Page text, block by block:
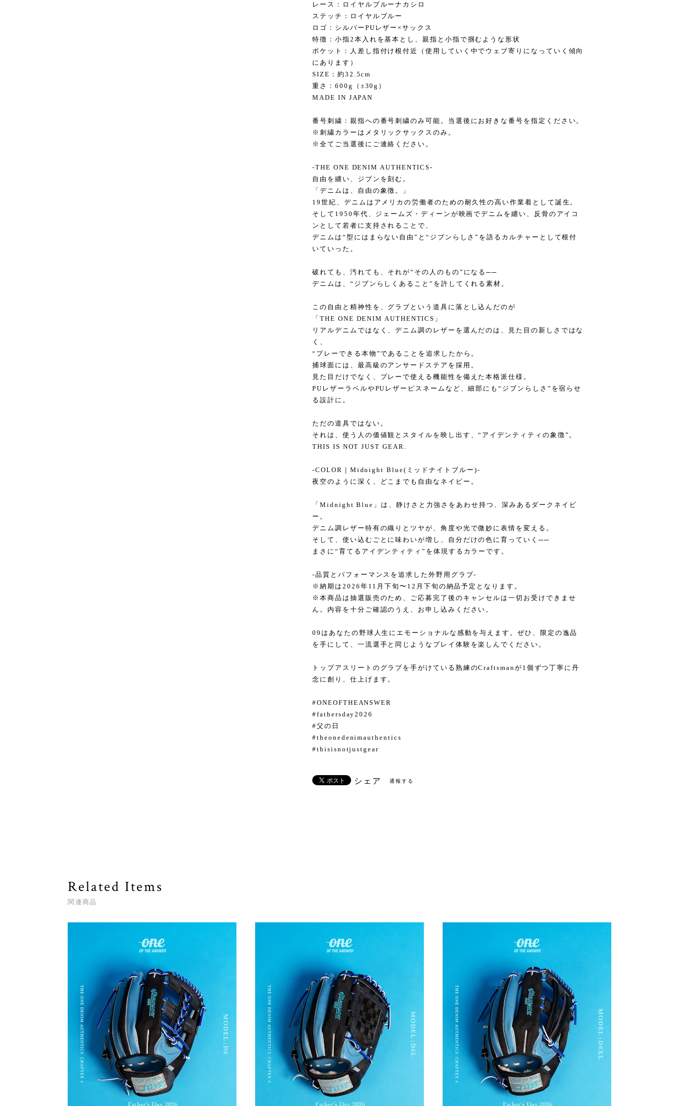
レース：ロイヤルブルーナカシロ
ステッチ：ロイヤルブルー
ロゴ：シルバーPUレザー×サックス
特徴：小指2本入れを基本とし、親指と小指で掴むような形状
ポケット：人差し指付け根付近（使用していく中でウェブ寄りになっていく傾向
にあります）
SIZE：約32.5cm
重さ：600g（±30g）
MADE IN JAPAN
番号刺繍：親指への番号刺繍のみ可能。当選後にお好きな番号を指定ください。
※刺繍カラーはメタリックサックスのみ。
※全てご当選後にご連絡ください。
-THE ONE DENIM AUTHENTICS-
自由を纏い、ジブンを刻む。
「デニムは、自由の象徴。」
19世紀、デニムはアメリカの労働者のための耐久性の高い作業着として誕生。
そして1950年代、ジェームズ・ディーンが映画でデニムを纏い、反骨のアイコ
ンとして若者に支持されることで、
デニムは“型にはまらない自由”と“ジブンらしさ”を語るカルチャーとして根付
いていった。
破れても、汚れても、それが“その人のもの”になる──
デニムは、“ジブンらしくあること”を許してくれる素材。
この自由と精神性を、グラブという道具に落とし込んだのが
「THE ONE DENIM AUTHENTICS」
リアルデニムではなく、デニム調のレザーを選んだのは、見た目の新しさではな
く、
“プレーできる本物”であることを追求したから。
捕球面には、最高級のアンサードステアを採用。
見た目だけでなく、プレーで使える機能性を備えた本格派仕様。
PUレザーラベルやPUレザーピスネームなど、細部にも“ジブンらしさ”を宿らせ
る設計に。
ただの道具ではない。
それは、使う人の価値観とスタイルを映し出す、“アイデンティティの象徴”。
THIS IS NOT JUST GEAR.
-COLOR｜Midnight Blue(ミッドナイトブルー)-
夜空のように深く、どこまでも自由なネイビー。
「Midnight Blue」は、静けさと力強さをあわせ持つ、深みあるダークネイビ
ー。
デニム調レザー特有の織りとツヤが、角度や光で微妙に表情を変える。
そして、使い込むごとに味わいが増し、自分だけの色に育っていく──
まさに“育てるアイデンティティ”を体現するカラーです。
-品質とパフォーマンスを追求した外野用グラブ-
※納期は2026年11月下旬〜12月下旬の納品予定となります。
※本商品は抽選販売のため、ご応募完了後のキャンセルは一切お受けできませ
ん。内容を十分ご確認のうえ、お申し込みください。
09はあなたの野球人生にエモーショナルな感動を与えます。ぜひ、限定の逸品
を手にして、一流選手と同じようなプレイ体験を楽しんでください。
トップアスリートのグラブを手がけている熟練のCraftsmanが1個ずつ丁寧に丹
念に創り、仕上げます。
#ONEOFTHEANSWER
#fathersday2026
#父の日
#theonedenimauthentics
#thisisnotjustgear
シェア 通報する
Related Items
関連商品